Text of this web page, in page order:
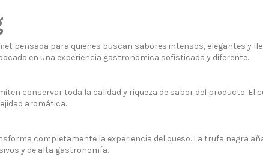
pensada para quienes buscan sabores intensos, elegantes y
en una experiencia gastronómica sofisticada y diferente.
conservar toda la calidad y riqueza de sabor del producto. El
aromática.
completamente la experiencia del queso. La trufa negra
y de alta gastronomía.